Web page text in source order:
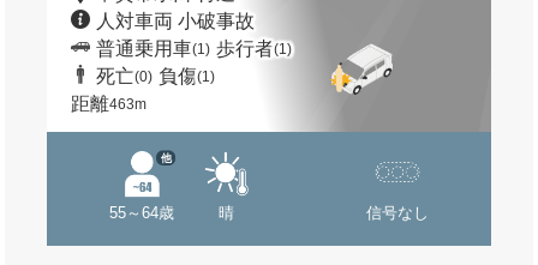
人対車両 小破事故
普通乗用車(1) 歩行者(1)
死亡(0) 負傷(1)
距離463m
55～64歳
他
晴 信号なし